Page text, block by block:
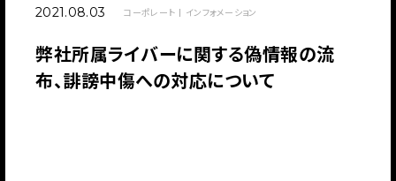
2021.08.03 コーポレート インフォメーション
弊社所属ライバーに関する偽情報の流
布、誹謗中傷への対応について